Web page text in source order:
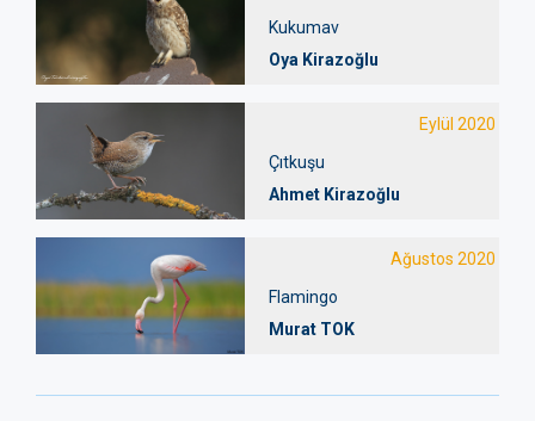
Kukumav
Oya Kirazoğlu
Eylül 2020
Çıtkuşu
Ahmet Kirazoğlu
Ağustos 2020
Flamingo
Murat TOK